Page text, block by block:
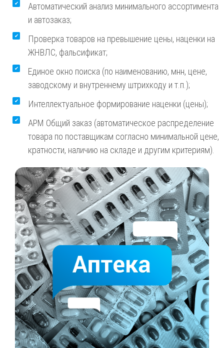
Автоматический анализ минимального ассортимента
и автозаказ;
Проверка товаров на превышение цены, наценки на
ЖНВЛС, фальсификат;
Единое окно поиска (по наименованию, мнн, цене,
заводскому и внутреннему штрихкоду и т.п.);
Интеллектуальное формирование наценки (цены);
АРМ Общий заказ (автоматическое распределение
товара по поставщикам согласно минимальной цене,
кратности, наличию на складе и другим критериям).